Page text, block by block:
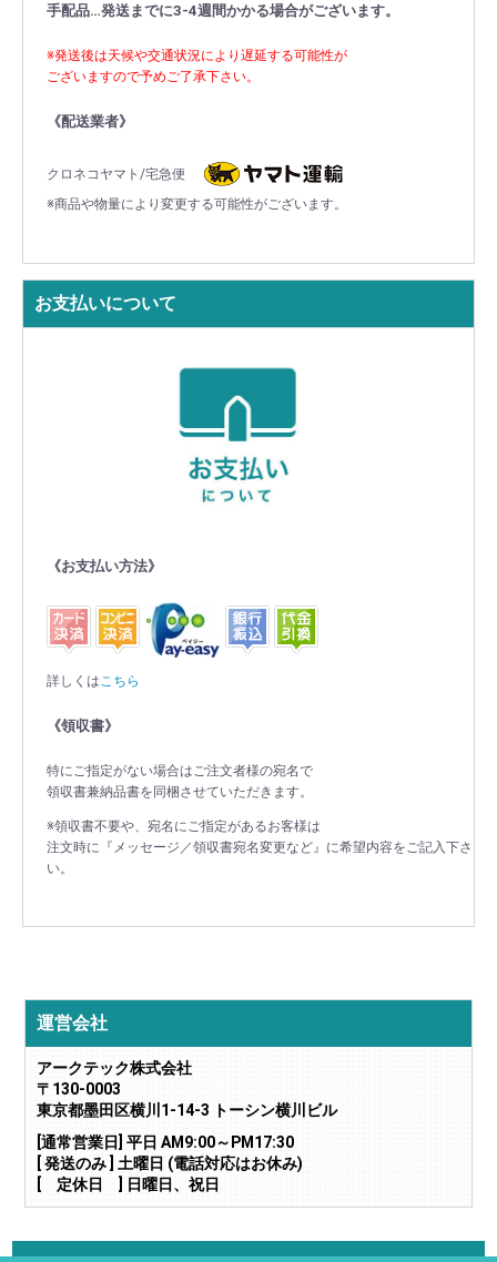
手配品…発送までに3-4週間かかる場合がございます。
※発送後は天候や交通状況により遅延する可能性が
ございますので予めご了承下さい。
《配送業者》
クロネコヤマト/宅急便
※商品や物量により変更する可能性がございます。
お支払いについて
《お支払い方法》
詳しくは こちら
《領収書》
特にご指定がない場合はご注文者様の宛名で
領収書兼納品書を同梱させていただきます。
※領収書不要や、宛名にご指定があるお客様は
注文時に『メッセージ／領収書宛名変更など』に希望内容をご記入下さ
い。
運営会社
アークテック株式会社
〒130-0003
東京都墨田区横川1-14-3 トーシン横川ビル
[通常営業日] 平日 AM9:00～PM17:30
[ 発送のみ ] 土曜日 (電話対応はお休み)
[ 定休日 ] 日曜日、祝日